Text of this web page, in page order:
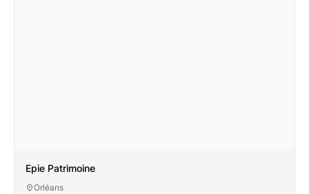
Epie Patrimoine
Orléans